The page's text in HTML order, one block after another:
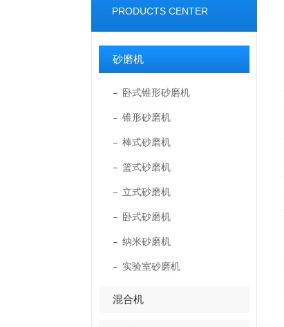
PRODUCTS CENTER
砂磨机
卧式锥形砂磨机
锥形砂磨机
棒式砂磨机
篮式砂磨机
立式砂磨机
卧式砂磨机
纳米砂磨机
实验室砂磨机
混合机